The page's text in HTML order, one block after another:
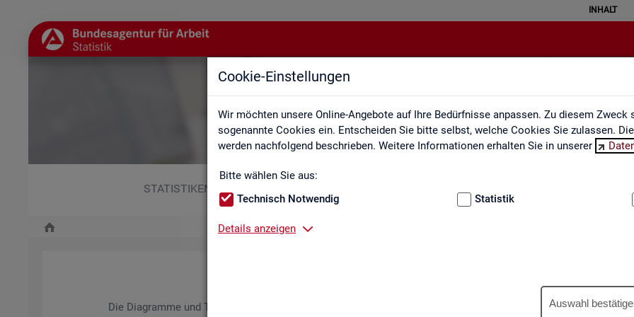
Cookie-Einstellungen
Wir möchten unsere Online-Angebote auf Ihre Bedürfnisse anpassen. Zu diesem Zweck
sogenannte Cookies ein. Entscheiden Sie bitte selbst, welche Cookies Sie zulassen.
werden nachfolgend beschrieben. Weitere Informationen erhalten Sie in unserer
Bitte wählen Sie aus:
Technisch Notwendig
Statistik
Details anzeigen
Auswahl
INHALT
Berufe auf einen Blick
STATISTIKEN
Die Dia­gram­me und Ta­bel­len wer­den jähr­lich ak­tua­li­siert und ent­hal­ten In­for­ma­tio­nen zu den The­men